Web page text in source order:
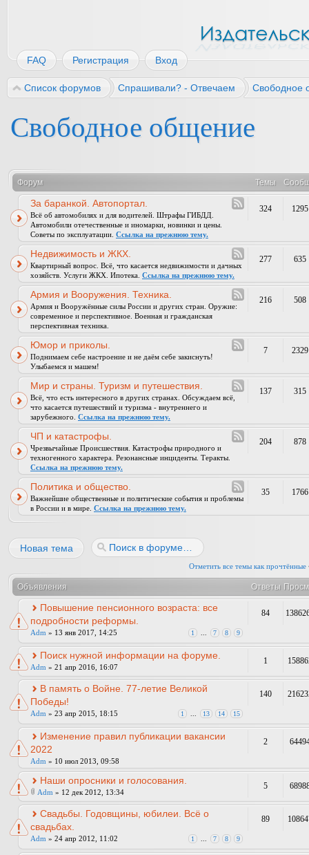
FAQ Регистрация Вход
Список форумов Спрашивали? - Отвечаем Свободное
Свободное общение
Форум Темы
За баранкой. Автопортал.
Всё об автомобилях и для водителей. Штрафы ГИБДД.
Автомобили отечественные и иномарки, новинки и цены.
Советы по эксплуатации. Ссылка на прежнюю тему.
324 1295
Недвижимость и ЖКХ.
Квартирный вопрос. Всё, что касается недвижимости и дачных
хозяйств. Услуги ЖКХ. Ипотека. Ссылка на прежнюю тему.
277 635
Армия и Вооружения. Техника.
Армия и Вооружённые силы России и других стран. Оружие:
современное и перспективное. Военная и гражданская
перспективная техника.
216 508
Юмор и приколы.
Поднимаем себе настроение и не даём себе закиснуть!
Улыбаемся и машем!
7 2329
Мир и страны. Туризм и путешествия.
Всё, что есть интересного в других странах. Обсуждаем всё,
что касается путешествий и туризма - внутреннего и
зарубежного. Ссылка на прежнюю тему.
137 315
ЧП и катастрофы.
Чрезвычайные Происшествия. Катастрофы природного и
техногенного характера. Резонансные инциденты. Теракты.
Ссылка на прежнюю тему.
204 878
Политика и общество.
Важнейшие общественные и политические события и проблемы
в России и в мире. Ссылка на прежнюю тему.
35 1766
Новая тема
Отметить все темы как прочтённые
Объявления Ответы
Повышение пенсионного возраста: все
подробности реформы.
1 7 8 9
Adm » 13 янв 2017, 14:25
84
Поиск нужной информации на форуме.
Adm » 21 апр 2016, 16:07
1
В память о Войне. 77-летие Великой
Победы!
1 13 14 15
Adm » 23 апр 2015, 18:15
140
Изменение правил публикации вакансии
2022
Adm » 10 июл 2013, 09:58
2
Наши опросники и голосования.
Adm » 12 дек 2012, 13:34
5
Свадьбы. Годовщины, юбилеи. Всё о
свадьбах.
1 7 8 9
Adm » 24 апр 2012, 11:02
89